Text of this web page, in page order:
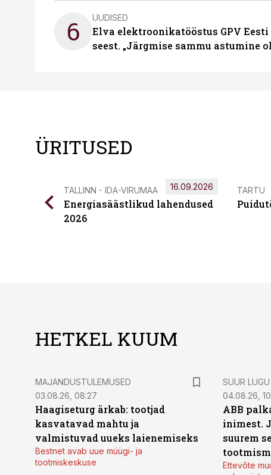
6 UUDISED
Elva elektroonikatööstus GPV
seest. „Järgmise sammu astumine
ÜRITUSED
TALLINN - IDA-VIRUMAA
Energiasäästlikud lahendused
2026
16.09.2026 TARTU
HETKEL KUUM
MAJANDUSTULEMUSED
03.08.26, 08:27
Haagiseturg ärkab: tootjad
kasvatavad mahtu ja
valmistuvad uueks laienemiseks
Bestnet avab uue müügi- ja
tootmiskeskuse
SUUR LUGU
04.08.26,
ABB
inimest.
suurem
Ettevõte